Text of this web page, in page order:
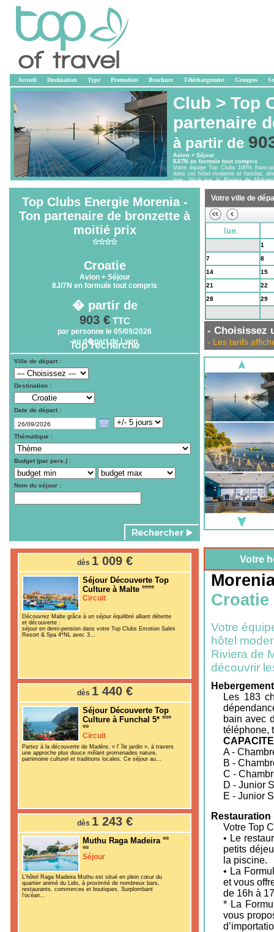
Accueil Destination Type Promotion Brochure Téléchargement Groupes
Club > Top
partenaire
à partir de
Avion + Séjour
8J/7N en formule tout compris
Votre équipe Top Clubs 100%
dans cet hôtel moderne et familial,
mer. Situé sur la Riviera de
Top Clubs Energie Morenia -
Ton partenaire de bronzette à
moitié prix
Croatie
Avion + Séjour
8J/7N en formule tout compris
� partir de
903 €TTC
par personne le 05/09/2026
au d�part de Lyon
Ville de départ :
Destination :
Date de départ :
Thématique :
Budget (par pers.) :
Nom du séjour :
dès 1 009 €
Séjour Découverte Top
Culture à Malte
Circuit
Découvrez Malte grâce à un séjour équilibré alliant détente
et découverte :
séjour en demi-pension dans votre Top Clubs Emotion Salini
Resort & Spa 4*NL avec 3...
dès 1 440 €
Séjour Découverte Top
Culture à Funchal 5*
Circuit
Partez à la découverte de Madère, « l' île jardin », à travers
une approche plus douce mêlant promenades nature,
patrimoine culturel et traditions locales. Ce séjour au...
dès 1 243 €
Muthu Raga Madeira
Séjour
L'hôtel Raga Madeira Muthu est situé en plein cœur du
quartier animé du Lido, à proximité de nombreux bars,
restaurants, commerces et boutiques. Surplombant
l’océan...
Votre ville de
lun.
1
7
8
14
15
21
22
28
29
- Choisissez
- Les tarifs
Votre
Croatie
Votre
hôtel
Riviera de
découvrir
Les 183
bain avec
téléphone,
A -
B -
C -
D - Junior
E - Junior
Restauration
Votre Top
• Le
petits
la piscine.
• La
et vous
de 16h à
* La
vous